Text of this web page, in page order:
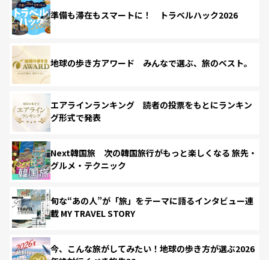
準備も滞在もスマートに！ トラベルハック2026
地球の歩き方アワード みんなで選ぶ、旅のベスト。
エアラインランキング 読者の投票をもとにランキン
グ形式で発表
Next韓国旅 次の韓国旅行がもっと楽しくなる 旅先・
グルメ・テクニック
旬な“あの人”が「旅」をテーマに語るインタビュー連
載 MY TRAVEL STORY
今、こんな旅がしてみたい！地球の歩き方が選ぶ2026